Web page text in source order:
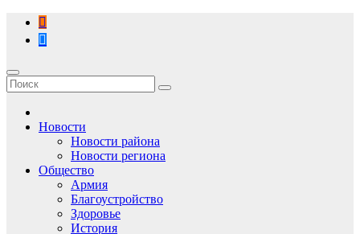
Перейти
содержимому
Новости
Новости района
Новости региона
Общество
Армия
Благоустройство
Здоровье
История